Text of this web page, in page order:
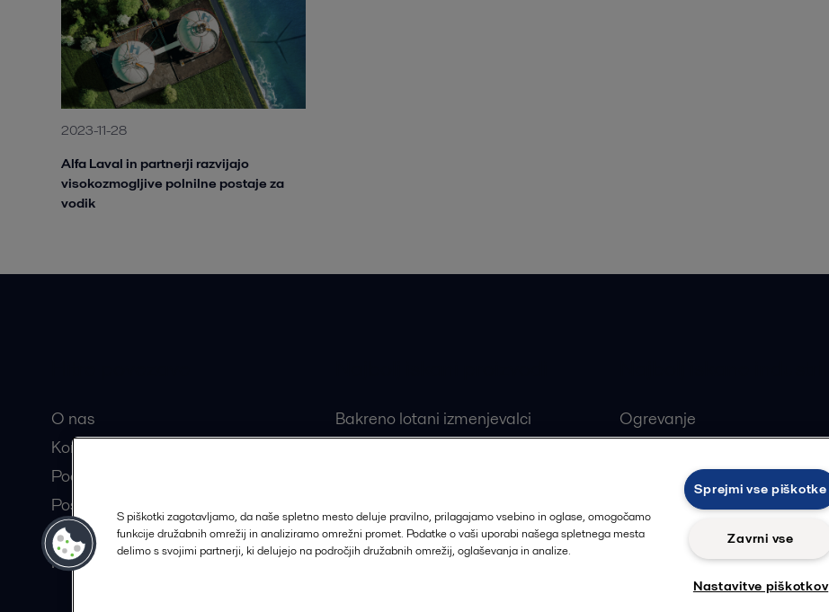
2023-11-28
Alfa Laval in partnerji razvijajo
visokozmogljive polnilne postaje za
vodik
O nas
Kontakt
Pooblaščeni partnerji
Postanite partner Alfa Laval
Trajnostne rešitve
Kariera
Bakreno lotani izmenjevalci
Ogrevanje
Farmacevtska industrija
Proizvodnja hrane in pijače
S piškotki zagotavljamo, da naše spletno mesto deluje pravilno, prilagajamo vsebino in oglase, omogočamo
funkcije družabnih omrežij in analiziramo omrežni promet. Podatke o vaši uporabi našega spletnega mesta
delimo s svojimi partnerji, ki delujejo na področjih družabnih omrežij, oglaševanja in analize.
Sprejmi vse piškotke
Zavrni vse
Nastavitve piškotkov